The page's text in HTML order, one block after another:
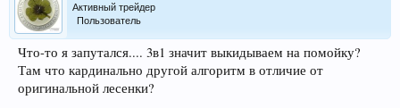
Активный трейдер
Пользователь
Что-то я запутался.... 3в1 значит выкидываем на помойку?
Там что кардинально другой алгоритм в отличие от
оригинальной лесенки?